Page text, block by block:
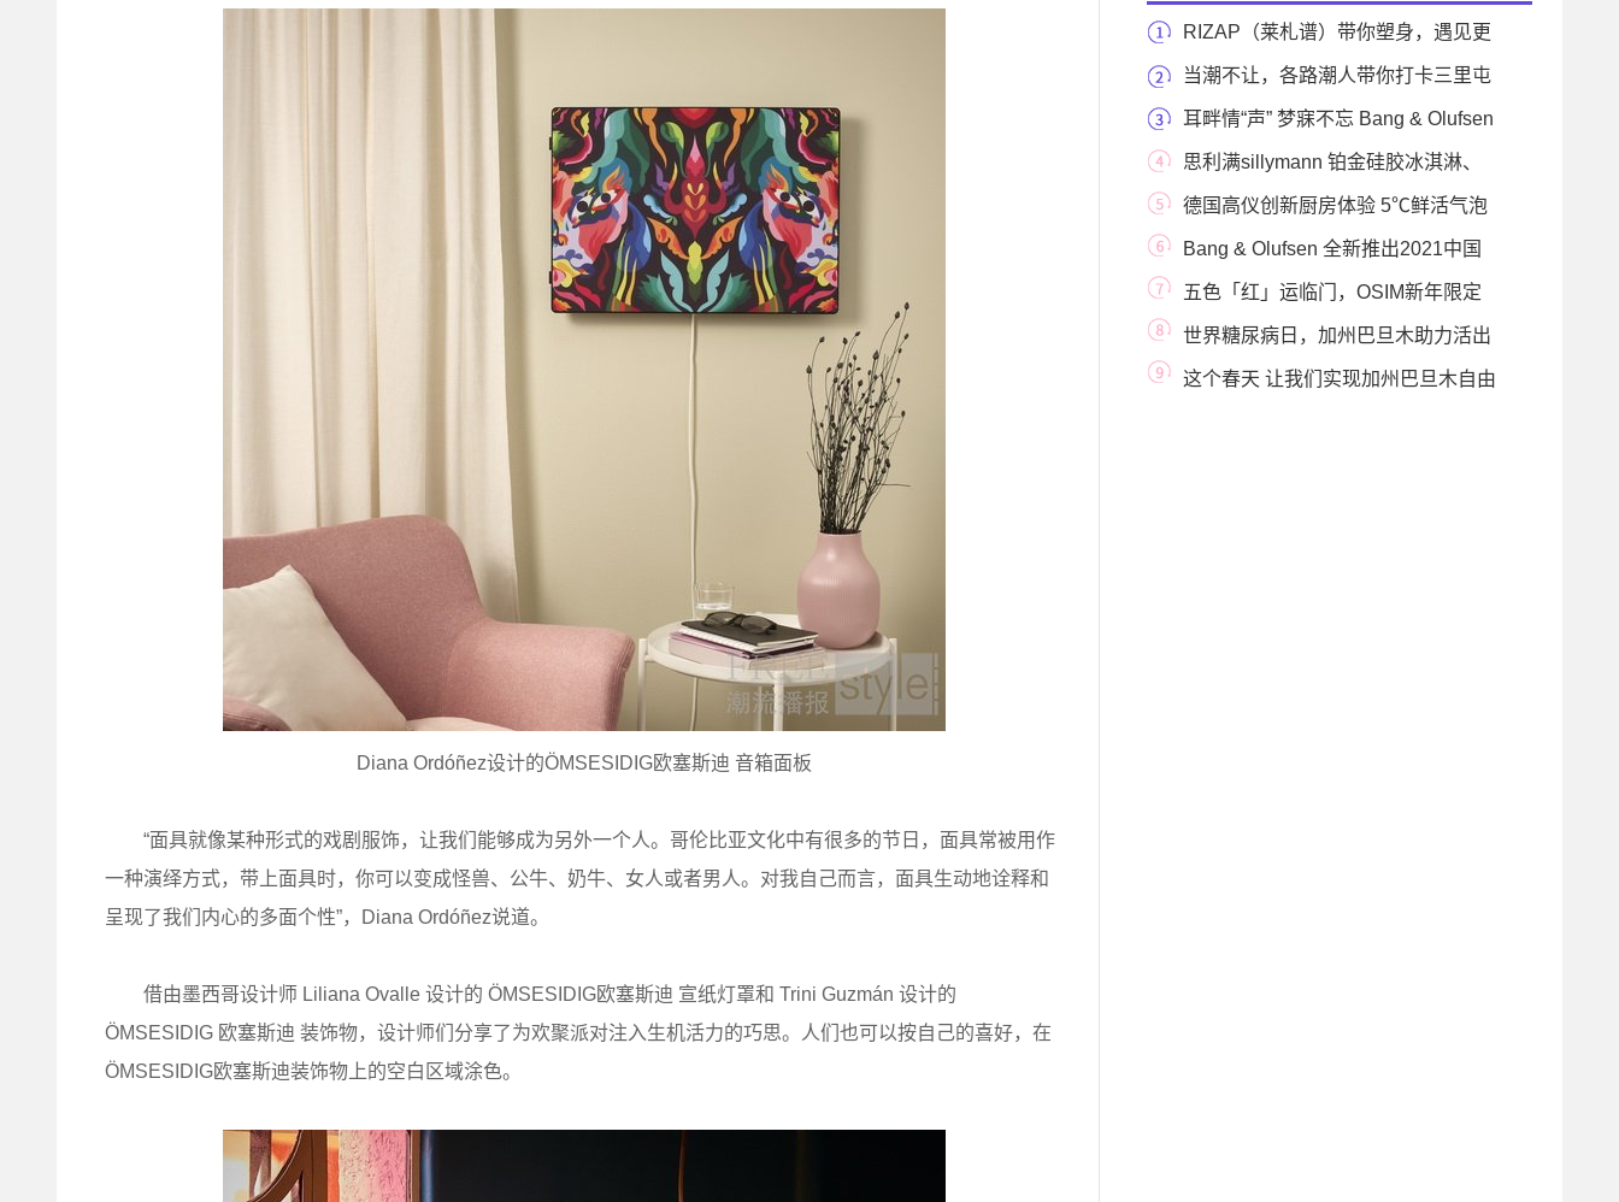
Diana Ordóñez设计的ÖMSESIDIG欧塞斯迪 音箱面板
“面具就像某种形式的戏剧服饰，让我们能够成为另外一个人。哥伦比亚文化中有很多的节日，面具常被用作
一种演绎方式，带上面具时，你可以变成怪兽、公牛、奶牛、女人或者男人。对我自己而言，面具生动地诠释和
呈现了我们内心的多面个性”，Diana Ordóñez说道。
借由墨西哥设计师 Liliana Ovalle 设计的 ÖMSESIDIG欧塞斯迪 宣纸灯罩和 Trini Guzmán 设计的
ÖMSESIDIG 欧塞斯迪 装饰物，设计师们分享了为欢聚派对注入生机活力的巧思。人们也可以按自己的喜好，在
ÖMSESIDIG欧塞斯迪装饰物上的空白区域涂色。
RIZAP（莱札谱）带你塑身，遇见更
好的自己！
当潮不让，各路潮人带你打卡三里屯
太古里潮流
耳畔情“声” 梦寐不忘 Bang & Olufsen
甄选情人节
思利满sillymann 铂金硅胶冰淇淋、
冰格模具 实现冰
德国高仪创新厨房体验 5℃鲜活气泡
水掀起未来饮
Bang & Olufsen 全新推出2021中国
牛年 Moment Collec
五色「红」运临门，OSIM新年限定
款8变小天后新春
世界糖尿病日，加州巴旦木助力活出
健康光彩
这个春天 让我们实现加州巴旦木自由